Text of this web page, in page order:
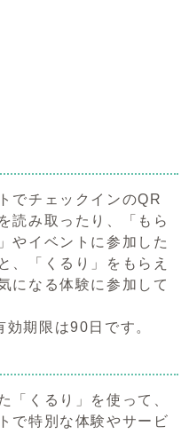
でチェックインのQR
読み取ったり、「もら
やイベントに参加した
、「くるり」をもらえ
になる体験に参加して
効期限は90日です。
「くるり」を使って、
で特別な体験やサービ